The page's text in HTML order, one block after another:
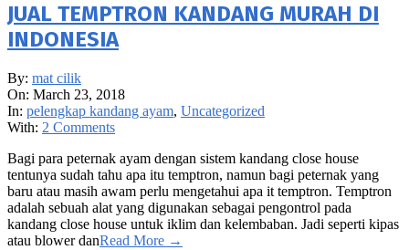
JUAL TEMPTRON KANDANG MURAH DI
INDONESIA
2018-
03-
23
By: mat cilik
On: March 23, 2018
In: pelengkap kandang ayam, Uncategorized
With: 2 Comments
Bagi para peternak ayam dengan sistem kandang close house
tentunya sudah tahu apa itu temptron, namun bagi peternak yang
baru atau masih awam perlu mengetahui apa it temptron. Temptron
adalah sebuah alat yang digunakan sebagai pengontrol pada
kandang close house untuk iklim dan kelembaban. Jadi seperti kipas
atau blower danRead More →